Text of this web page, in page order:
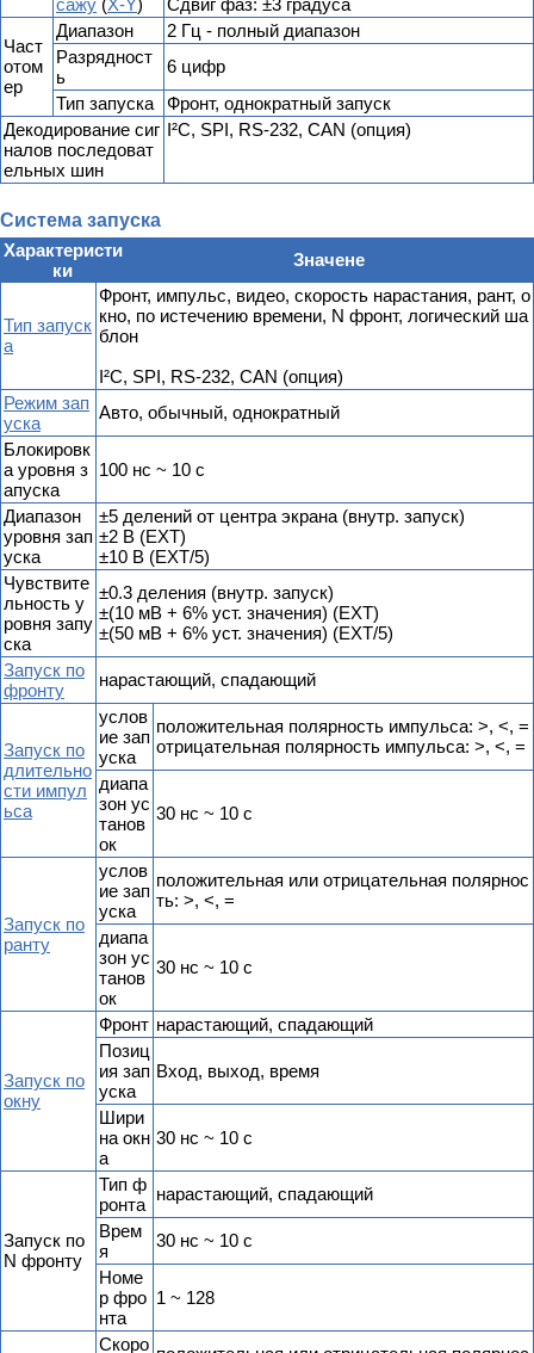
сажу (X-Y) Сдвиг фаз: ±3 градуса
Част
отом
ер
Диапазон
2 Гц - полный диапазон
Разрядност
ь
6 цифр
Тип запуска
Фронт, однократный запуск
Декодирование сиг
налов последоват
ельных шин
I²C, SPI, RS-232, CAN (опция)
Система запуска
Характеристи
ки
Значене
Тип запуск
а
Фронт, импульс, видео, скорость нарастания, рант, о
кно, по истечению времени, N фронт, логический ша
блон
I²C, SPI, RS-232, CAN (опция)
Режим зап
уска
Авто, обычный, однократный
Блокировк
а уровня з
апуска
100 нс ~ 10 с
Диапазон
уровня зап
уска
±5 делений от центра экрана (внутр. запуск)
±2 В (EXT)
±10 В (EXT/5)
Чувствите
льность у
ровня запу
ска
±0.3 деления (внутр. запуск)
±(10 мВ + 6% уст. значения) (EXT)
±(50 мВ + 6% уст. значения) (EXT/5)
Запуск по
фронту
нарастающий, спадающий
Запуск по
длительно
сти импул
ьса
услов
ие зап
уска
положительная полярность импульса: >, <, =
отрицательная полярность импульса: >, <, =
диапа
зон ус
танов
ок
30 нс ~ 10 с
Запуск по
ранту
услов
ие зап
уска
положительная или отрицательная полярнос
ть: >, <, =
диапа
зон ус
танов
ок
30 нс ~ 10 с
Запуск по
окну
Фронт нарастающий, спадающий
Позиц
ия зап
уска
Вход, выход, время
Шири
на окн
а
30 нс ~ 10 с
Запуск по
N фронту
Тип ф
ронта
нарастающий, спадающий
Врем
я
30 нс ~ 10 с
Номе
р фро
нта
1 ~ 128
Скоро